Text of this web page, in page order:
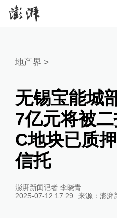
地产界 >
无锡宝能城
7亿元将被
C地块已质
信托
澎湃新闻记者 李晓青
2025-07-12 17:29
来源： 澎湃